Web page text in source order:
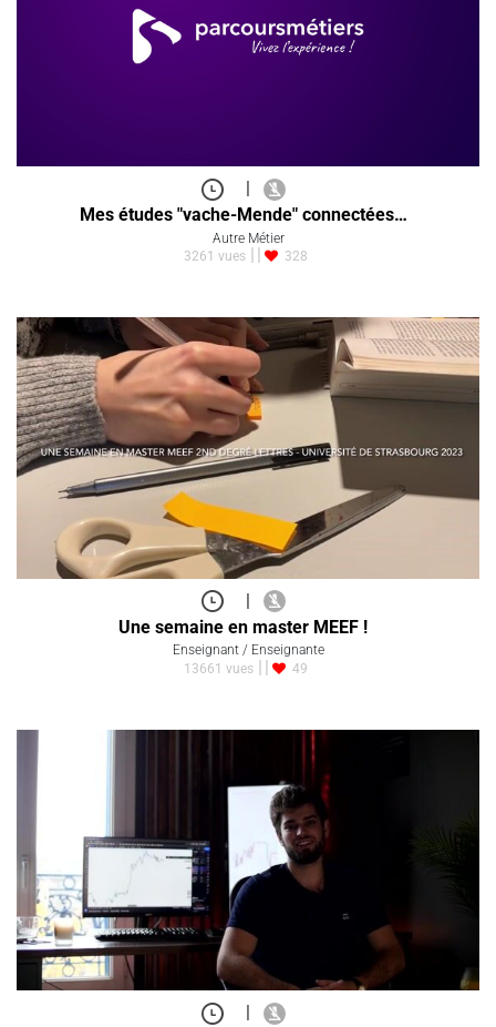
|
Mes études "vache-Mende" connectées…
Autre Métier
3261 vues
328
|
Une semaine en master MEEF !
Enseignant / Enseignante
13661 vues
49
|